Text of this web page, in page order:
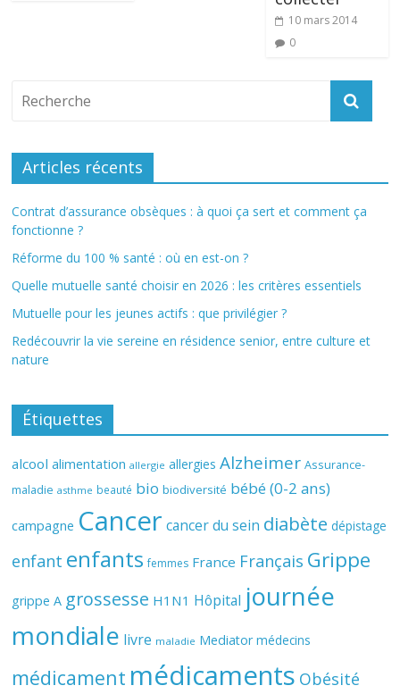
10 mars 2014
0
Articles récents
Contrat d’assurance obsèques : à quoi ça sert et comment ça
fonctionne ?
Réforme du 100 % santé : où en est-on ?
Quelle mutuelle santé choisir en 2026 : les critères essentiels
Mutuelle pour les jeunes actifs : que privilégier ?
Redécouvrir la vie sereine en résidence senior, entre culture et
nature
Étiquettes
alcool alimentation allergie allergies Alzheimer Assurance-
maladie asthme beauté bio biodiversité bébé (0-2 ans)
campagne Cancer cancer du sein diabète dépistage
enfant enfants femmes France Français Grippe
grippe A grossesse H1N1 Hôpital journée
mondiale livre maladie Mediator médecins
médicament médicaments Obésité